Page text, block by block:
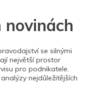
novinách
se silnými
největší prostor
pro podnikatele.
nejdůležitějších